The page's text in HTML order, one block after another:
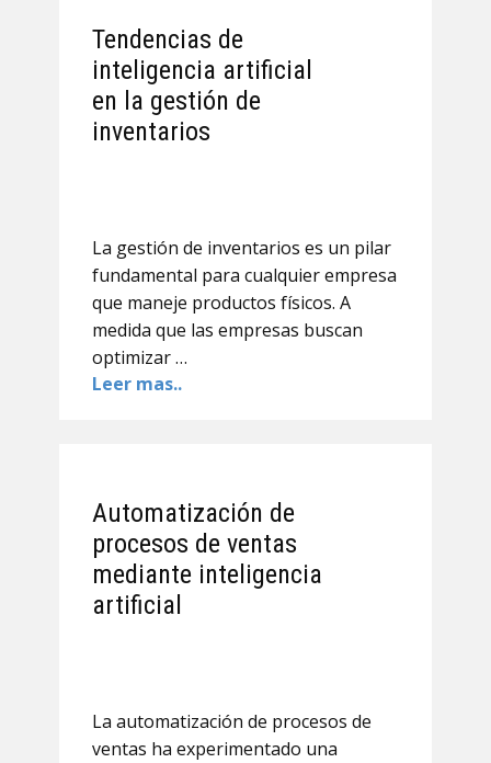
Tendencias de
inteligencia artificial
en la gestión de
inventarios
La gestión de inventarios es un pilar
fundamental para cualquier empresa
que maneje productos físicos. A
medida que las empresas buscan
optimizar …
Leer mas..
Automatización de
procesos de ventas
mediante inteligencia
artificial
La automatización de procesos de
ventas ha experimentado una